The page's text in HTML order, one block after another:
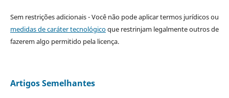
Sem restrições adicionais - Você não pode aplicar termos jurídicos ou
medidas de caráter tecnológicoque restrinjam legalmente outros de
fazerem algo permitido pela licença.
Artigos Semelhantes